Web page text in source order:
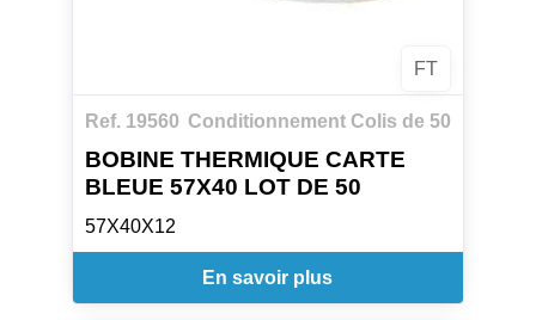
FT
Ref. 19560 Conditionnement Colis de 50
BOBINE THERMIQUE CARTE
BLEUE 57X40 LOT DE 50
57X40X12
En savoir plus